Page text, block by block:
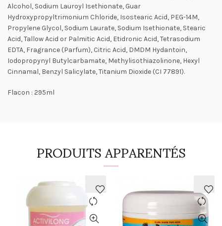
Alcohol, Sodium Lauroyl Isethionate, Guar
Hydroxypropyltrimonium Chloride, Isostearic Acid, PEG-14M,
Propylene Glycol, Sodium Laurate, Sodium Isethionate, Stearic
Acid, Tallow Acid or Palmitic Acid, Etidronic Acid, Tetrasodium
EDTA, Fragrance (Parfum), Citric Acid, DMDM Hydantoin,
Iodopropynyl Butylcarbamate, Methylisothiazolinone, Hexyl
Cinnamal, Benzyl Salicylate, Titanium Dioxide (CI 77891).
Flacon : 295ml
PRODUITS APPARENTÉS